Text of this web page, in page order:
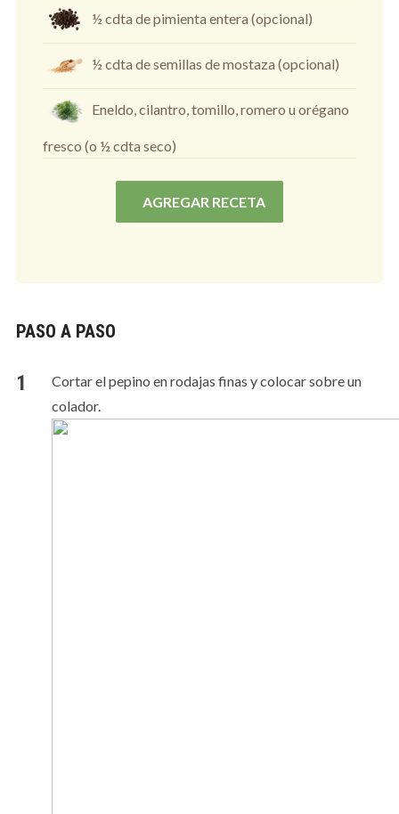
½ cdta de pimienta entera (opcional)
½ cdta de semillas de mostaza (opcional)
Eneldo, cilantro, tomillo, romero u orégano
fresco (o ½ cdta seco)
AGREGAR RECETA
PASO A PASO
Cortar el pepino en rodajas finas y colocar sobre un
colador.